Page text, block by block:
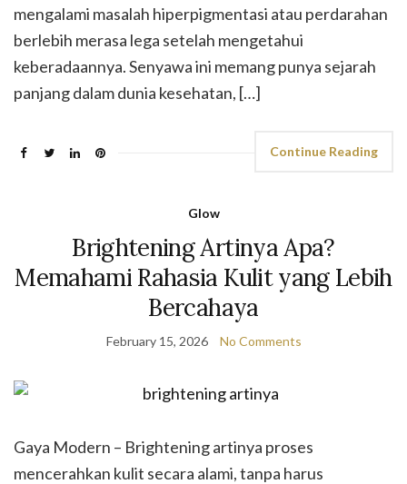
mengalami masalah hiperpigmentasi atau perdarahan
berlebih merasa lega setelah mengetahui
keberadaannya. Senyawa ini memang punya sejarah
panjang dalam dunia kesehatan, […]
Continue Reading
Glow
Brightening Artinya Apa?
Memahami Rahasia Kulit yang Lebih
Bercahaya
February 15, 2026 No Comments
Gaya Modern – Brightening artinya proses
mencerahkan kulit secara alami, tanpa harus